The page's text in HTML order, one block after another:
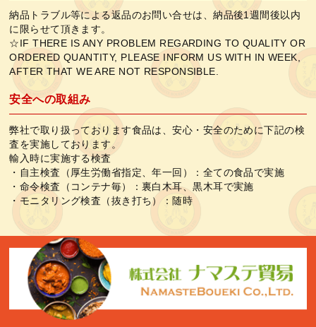
納品トラブル等による返品のお問い合せは、納品後1週間後以内
に限らせて頂きます。
☆IF THERE IS ANY PROBLEM REGARDING TO QUALITY OR
ORDERED QUANTITY, PLEASE INFORM US WITH IN WEEK,
AFTER THAT WE ARE NOT RESPONSIBLE.
安全への取組み
弊社で取り扱っております食品は、安心・安全のために下記の検
査を実施しております。
輸入時に実施する検査
・自主検査（厚生労働省指定、年一回）：全ての食品で実施
・命令検査（コンテナ毎）：裏白木耳、黒木耳で実施
・モニタリング検査（抜き打ち）：随時